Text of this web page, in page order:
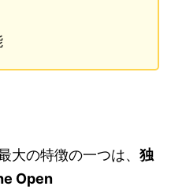
の特徴の一つは、 独
Open